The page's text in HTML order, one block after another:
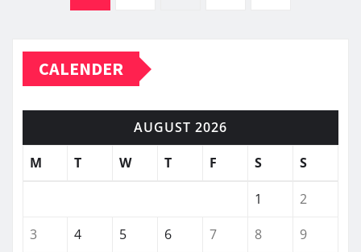
pagination
CALENDER
AUGUST 2026
M
T W T F S S
1
2
3
4 5 6 7 8
9